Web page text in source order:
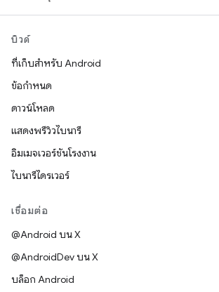
บิวด์
ที่เก็บสำหรับ Android
ข้อกำหนด
ดาวน์โหลด
แสดงพรีวิวไบนารี
อิมเมจเวอร์ชันโรงงาน
ไบนารีไดรเวอร์
เชื่อมต่อ
@Android บน X
@AndroidDev บน X
บล็อก Android